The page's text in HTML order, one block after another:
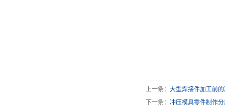
上一条： 大型焊接件加工前
下一条： 冲压模具零件制作